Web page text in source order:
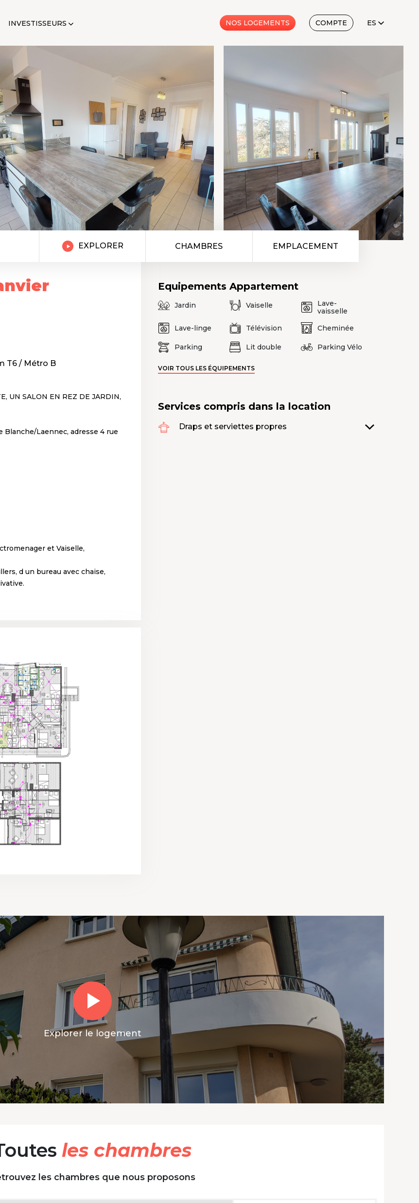
INVESTISSEURS NOS LOGEMENTS COMPTE ES
EXPLORER CHAMBRES EMPLACEMENT
T6 / Métro B
UN SALON EN REZ DE JARDIN,
Laennec, adresse 4 rue
et Vaiselle,
d un bureau avec chaise,
Equipements Appartement
Jardin Vaiselle
Lave-
vaisselle
Lave-linge
Télévision Cheminée
Parking Lit double Parking Vélo
VOIR TOUS LES ÉQUIPEMENTS
Services compris dans la location
Draps et serviettes propres
Explorer le logement
les chambres
les chambres que nous proposons